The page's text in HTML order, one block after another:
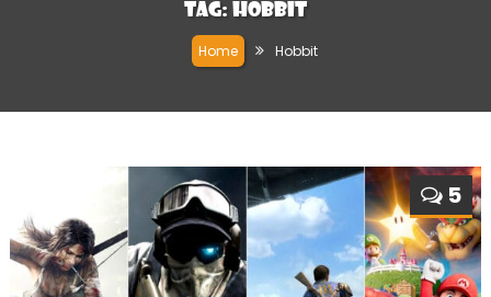
Tag: Hobbit
Home Hobbit
5